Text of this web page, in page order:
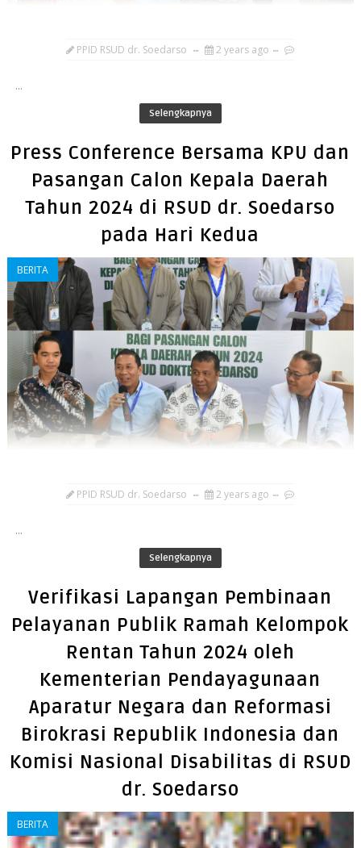
PPID RSUD dr. Soedarso 2 years ago
...
Selengkapnya
Press Conference Bersama KPU dan
Pasangan Calon Kepala Daerah
Tahun 2024 di RSUD dr. Soedarso
pada Hari Kedua
BERITA
PPID RSUD dr. Soedarso 2 years ago
...
Selengkapnya
Verifikasi Lapangan Pembinaan
Pelayanan Publik Ramah Kelompok
Rentan Tahun 2024 oleh
Kementerian Pendayagunaan
Aparatur Negara dan Reformasi
Birokrasi Republik Indonesia dan
Komisi Nasional Disabilitas di RSUD
dr. Soedarso
BERITA